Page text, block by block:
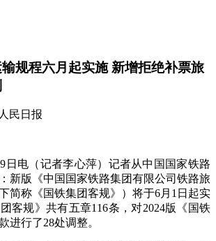
规程六月起实施 新增拒绝补票旅
民日报
电（记者李心萍）记者从中国国家铁路
新版《中国国家铁路集团有限公司铁路旅
简称《国铁集团客规》）将于6月1日起实
客规》共有五章116条，对2024版《国铁
进行了28处调整。